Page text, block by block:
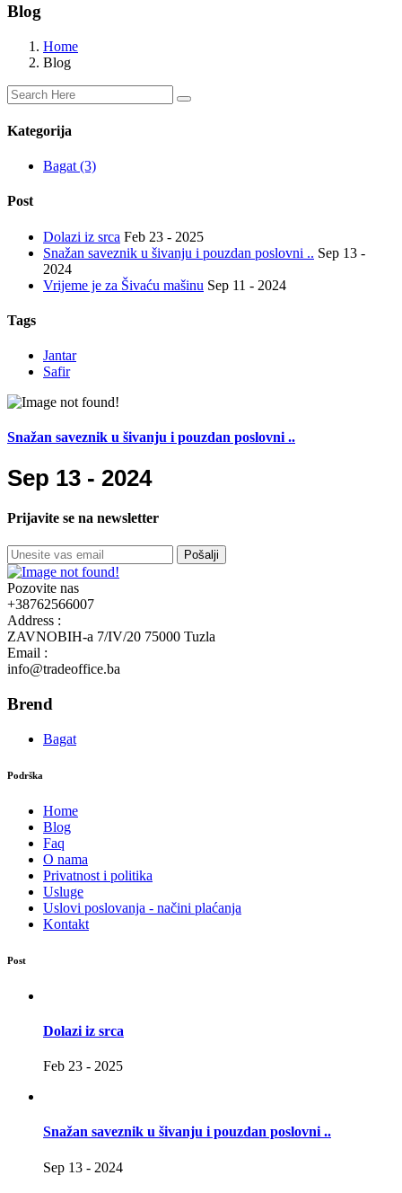
Blog
Home
Blog
Kategorija
Bagat (3)
Post
Dolazi iz srca Feb 23 - 2025
Snažan saveznik u šivanju i pouzdan poslovni .. Sep 13 -
2024
Vrijeme je za Šivaću mašinu Sep 11 - 2024
Tags
Jantar
Safir
Snažan saveznik u šivanju i pouzdan poslovni ..
Sep 13 - 2024
Prijavite se na newsletter
Pošalji
Pozovite nas
+38762566007
Address :
ZAVNOBIH-a 7/IV/20 75000 Tuzla
Email :
info@tradeoffice.ba
Brend
Bagat
Podrška
Home
Blog
Faq
O nama
Privatnost i politika
Usluge
Uslovi poslovanja - načini plaćanja
Kontakt
Post
Dolazi iz srca
Feb 23 - 2025
Snažan saveznik u šivanju i pouzdan poslovni ..
Sep 13 - 2024